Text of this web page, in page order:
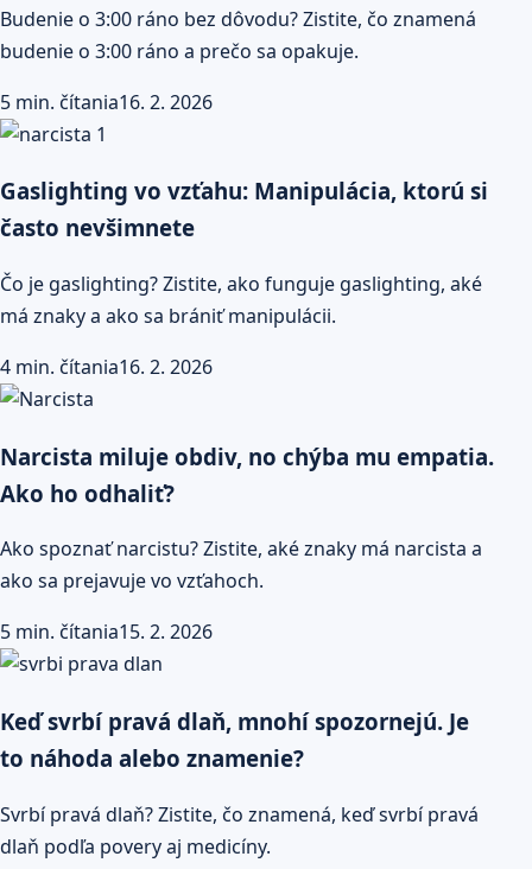
Budenie o 3:00 ráno bez dôvodu? Zistite, čo znamená
budenie o 3:00 ráno a prečo sa opakuje.
5 min. čítania16. 2. 2026
Gaslighting vo vzťahu: Manipulácia, ktorú si
často nevšimnete
Čo je gaslighting? Zistite, ako funguje gaslighting, aké
má znaky a ako sa brániť manipulácii.
4 min. čítania16. 2. 2026
Narcista miluje obdiv, no chýba mu empatia.
Ako ho odhaliť?
Ako spoznať narcistu? Zistite, aké znaky má narcista a
ako sa prejavuje vo vzťahoch.
5 min. čítania15. 2. 2026
Keď svrbí pravá dlaň, mnohí spozornejú. Je
to náhoda alebo znamenie?
Svrbí pravá dlaň? Zistite, čo znamená, keď svrbí pravá
dlaň podľa povery aj medicíny.